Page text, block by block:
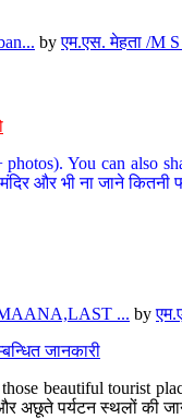
byएम.एस. मेहता /M
You can also
और भी ना जाने
... by
जानकारी
beautiful tourist
अछूते पर्यटन स्थलों